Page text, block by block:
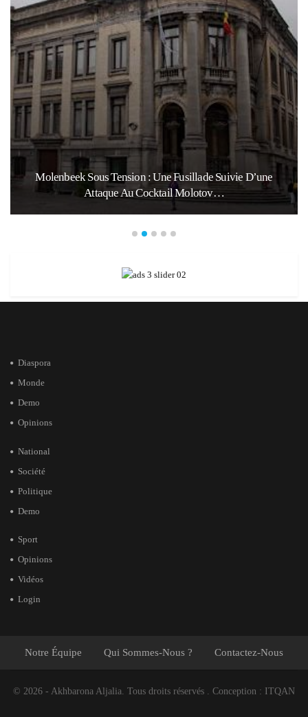
Molenbeek Sous Tension : Une Fusillade Suivie D’une
Attaque Au Cocktail Molotov…
Diaspora
Monde
Demo
Opinions
National
Société
Politique
Demo
Sport
Opinions
Vidéos
Login
Notre Équipe Qui Sommes-Nous ? Contactez-Nous
© 2026 - Akhbarona Aljalia. Tous droits réservés . Conception : ITQAN